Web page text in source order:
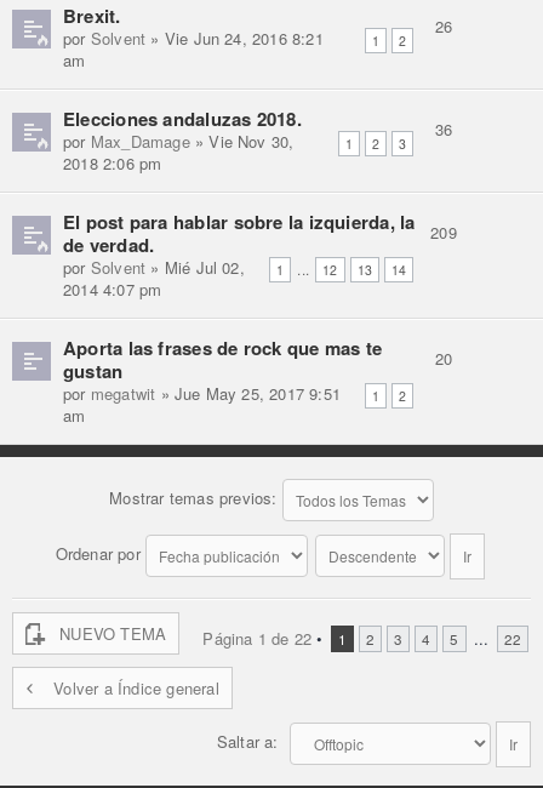
Brexit.
1 2
por Solvent » Vie Jun 24, 2016 8:21
am
26
Elecciones andaluzas 2018.
1 2 3
por Max_Damage» Vie Nov 30,
2018 2:06 pm
36
El post para hablar sobre la izquierda, la
de verdad.
1 ... 12 13 14
por Solvent » Mié Jul 02,
2014 4:07 pm
209
Aporta las frases de rock que mas te
gustan
1 2
por megatwit » Jue May 25, 2017 9:51
am
20
Mostrar temas previos:
Ordenar por
NUEVO TEMA Página 1 de 22 • 1 2 3 4 5 ... 22
Volver a Índice general
Saltar a: